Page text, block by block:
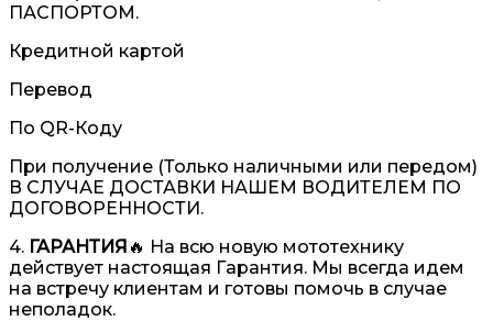
ПАСПОРТОМ.
Кредитной картой
Перевод
По QR-Коду
При получение (Только наличными или передом)
В СЛУЧАЕ ДОСТАВКИ НАШЕМ ВОДИТЕЛЕМ ПО
ДОГОВОРЕННОСТИ.
4. ГАРАНТИЯ 🔥 На всю новую мототехнику
действует настоящая Гарантия. Мы всегда идем
на встречу клиентам и готовы помочь в случае
неполадок.